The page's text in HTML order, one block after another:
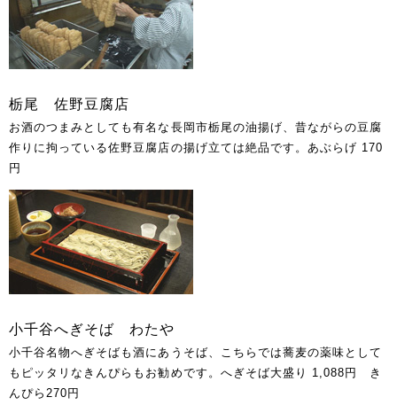
栃尾 佐野豆腐店
お酒のつまみとしても有名な長岡市栃尾の油揚げ、昔ながらの豆腐
作りに拘っている佐野豆腐店の揚げ立ては絶品です。あぶらげ 170
円
小千谷へぎそば わたや
小千谷名物へぎそばも酒にあうそば、こちらでは蕎麦の薬味として
もピッタリなきんぴらもお勧めです。へぎそば大盛り 1,088円 き
んぴら270円